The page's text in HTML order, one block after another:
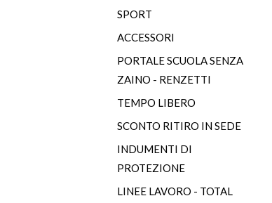
SPORT
ACCESSORI
PORTALE SCUOLA SENZA
ZAINO - RENZETTI
TEMPO LIBERO
SCONTO RITIRO IN SEDE
INDUMENTI DI
PROTEZIONE
LINEE LAVORO - TOTAL